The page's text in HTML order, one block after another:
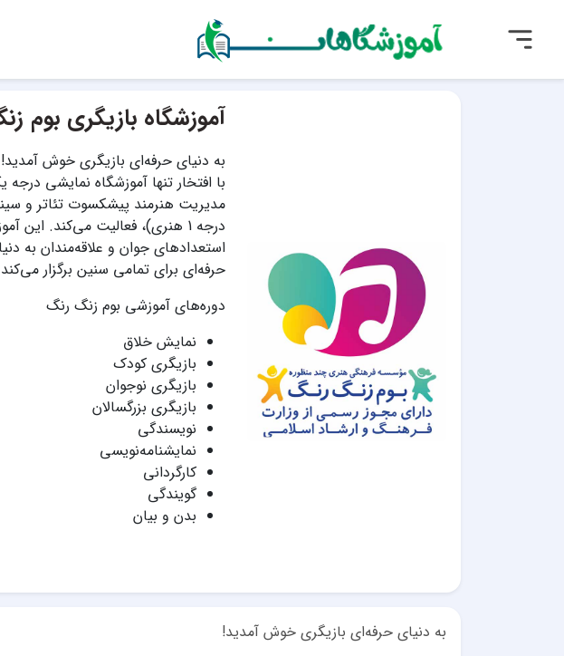
آموزشگاه بازیگری بوم
به دنیای حرفه‌ای بازیگری خوش
با افتخار تنها آموزشگاه نمایشی
مدیریت هنرمند پیشکسوت تئاتر و
درجه 1 هنری)، فعالیت می‌کند.
استعدادهای جوان و علاقه‌مندان به
حرفه‌ای برای تمامی سنین برگزار
دوره‌های آموزشی بوم زنگ رنگ
نمایش خلاق
بازیگری کودک
بازیگری نوجوان
بازیگری بزرگسالان
نویسندگی
نمایشنامه‌نویسی
کارگردانی
گویندگی
بدن و بیان
به دنیای حرفه‌ای بازیگری خوش آمدید!